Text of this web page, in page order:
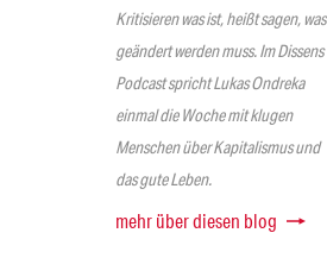
Kritisieren was ist, heißt sagen, was
geändert werden muss. Im Dissens
Podcast spricht Lukas Ondreka
einmal die Woche mit klugen
Menschen über Kapitalismus und
das gute Leben.
mehr über diesen blog